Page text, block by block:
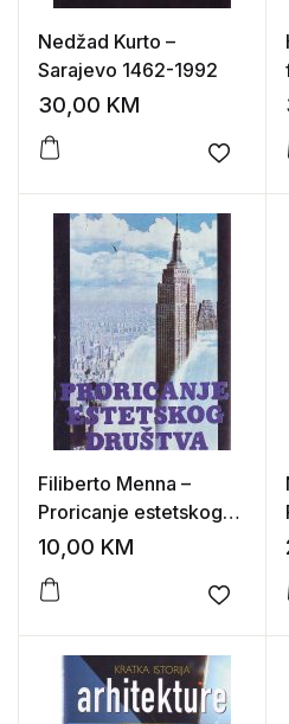
Nedžad Kurto –
Sarajevo 1462-1992
30,00 KM
Add to
Filiberto Menna –
Proricanje estetskog
društva: eseji o
10,00 KM
Add to